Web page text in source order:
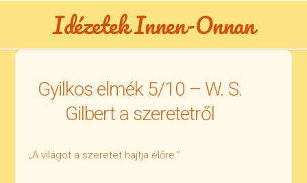
Idézetek Innen-Onnan
Gyilkos elmék 5/10 – W. S.
Gilbert a szeretetről
„A világot a szeretet hajtja előre.”